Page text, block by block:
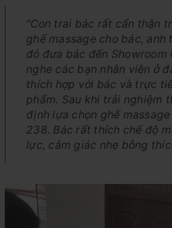
“Con trai bác rất cẩn thận
ghế massage cho bác, anh
đó đưa bác đến Showroom
nghe các bạn nhân viên ở
thích hợp với bác và trực
phẩm. Sau khi trải nghiệm
định lựa chọn ghế
238. Bác rất thích chế độ
lực, cảm giác nhẹ bỗng